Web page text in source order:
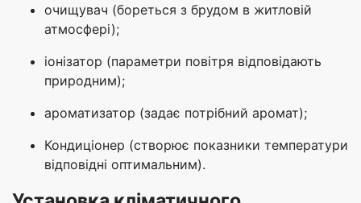
очищувач (бореться з брудом в житловій
атмосфері);
іонізатор (параметри повітря відповідають
природним);
ароматизатор (задає потрібний аромат);
Кондиціонер (створює показники температури
відповідні оптимальним).